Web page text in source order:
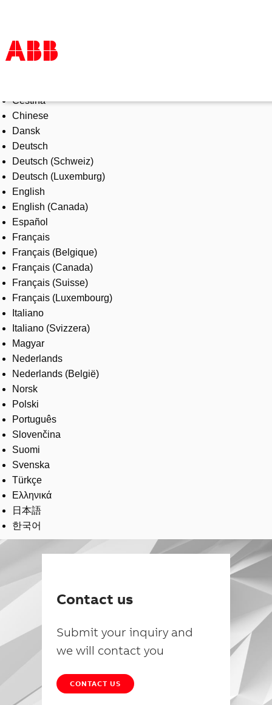
Products & Solutions
Industries
Services
About us
Where to buy
Contact us
Careers
Čeština
Chinese
Dansk
Deutsch
Deutsch (Schweiz)
Deutsch (Luxemburg)
English
English (Canada)
Español
Français
Français (Belgique)
Français (Canada)
Français (Suisse)
Français (Luxembourg)
Italiano
Italiano (Svizzera)
Magyar
Nederlands
Nederlands (België)
Norsk
Polski
Português
Slovenčina
Suomi
Svenska
Türkçe
Ελληνικά
日本語
한국어
Contact us
Submit your inquiry and
we will contact you
CONTACT US